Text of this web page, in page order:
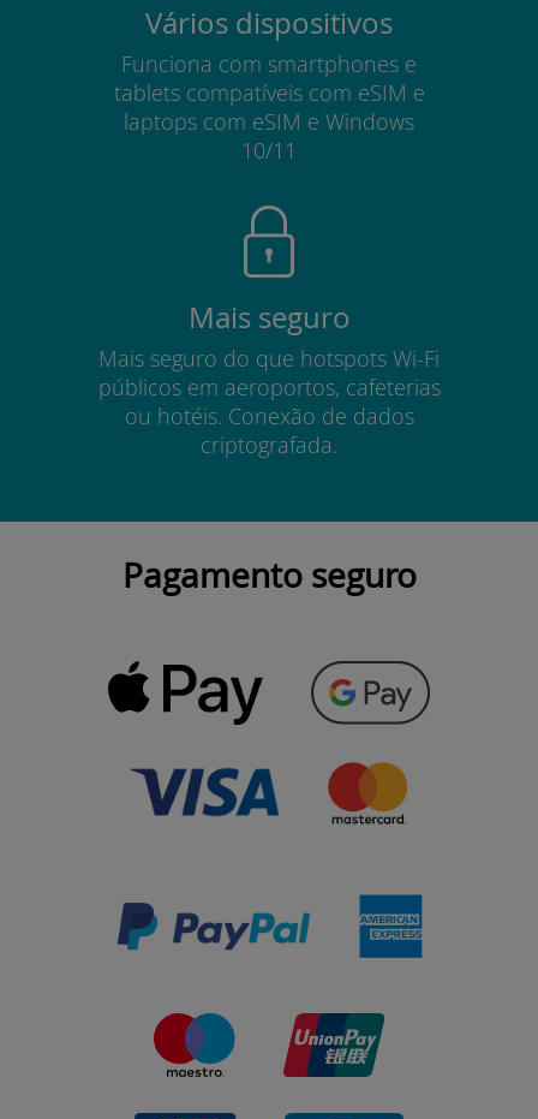
Vários dispositivos
Funciona com smartphones e
tablets compatíveis com eSIM e
laptops com eSIM e Windows
10/11
Mais seguro
Mais seguro do que hotspots Wi-Fi
públicos em aeroportos, cafeterias
ou hotéis. Conexão de dados
criptografada.
Pagamento seguro